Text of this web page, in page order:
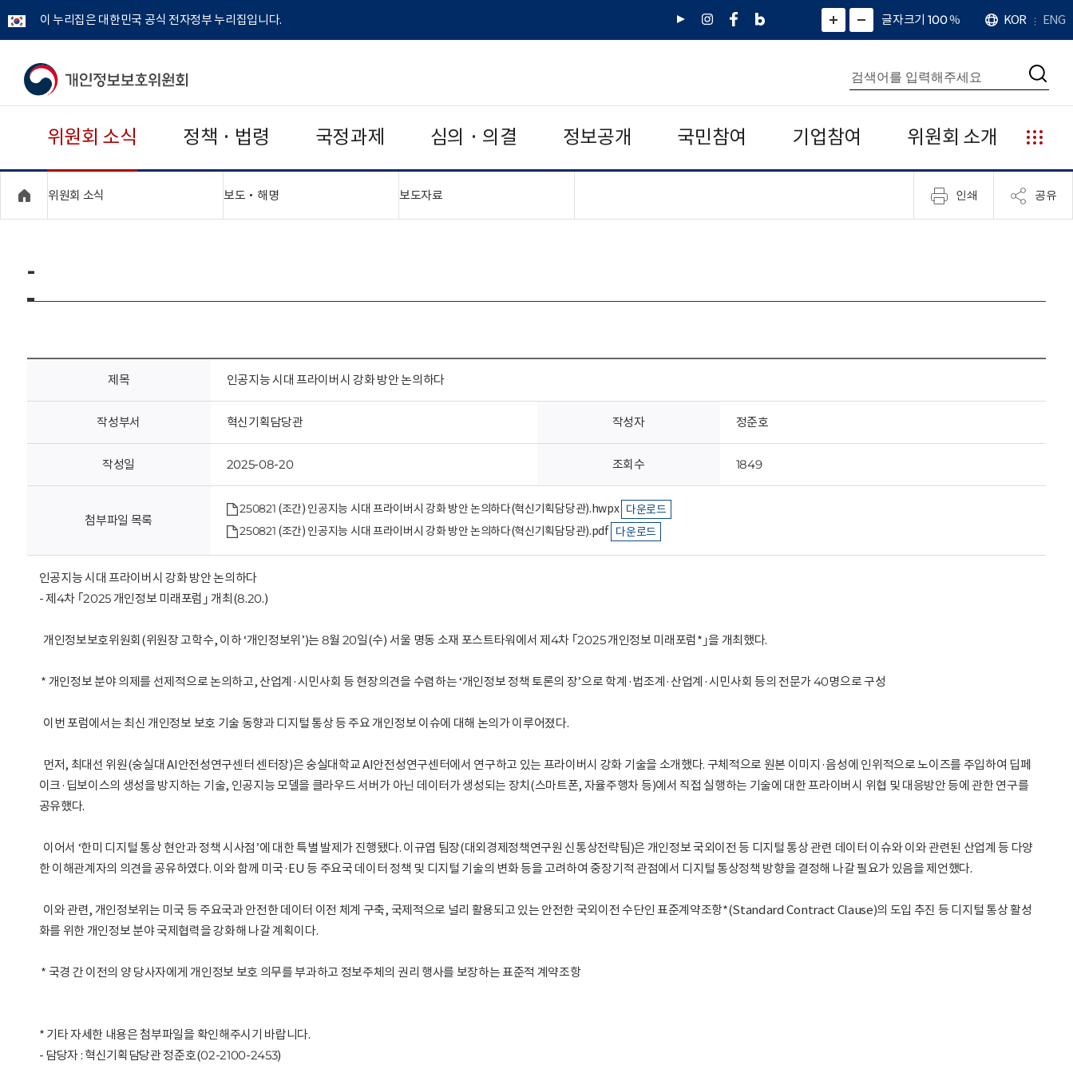
이 누리집은 대한민국 공식 전자정부 누리집입니다.
유
인
페
네
그
)
화
면
면
소
확
대
치
글자크기 100%
언
어
KOR ENG
개
보
보
위
회
통
합
검
색
검
위원회 소식 정책 · 법령 국정과제 심의 · 의결 정보공개 국민참여 기업참여 위원회 소개
누
리
집
안
위원회 소식 보도‧해명"접기,펼치기" 보도자료"접기,펼치기" 인쇄 공유
-
제목 인공지능 시대 프라이버시 강화 방안 논의하다
작성부서 혁신기획담당관 작성자 정준호
작성일 2025-08-20 조회수 1849
첨부파일 목록
250821 (조간) 인공지능 시대 프라이버시 강화 방안 논의하다(혁신기획담당관).hwpx 다운로드
250821 (조간) 인공지능 시대 프라이버시 강화 방안 논의하다(혁신기획담당관).pdf 다운로드
인공지능 시대 프라이버시 강화 방안 논의하다
- 제4차 ｢2025 개인정보 미래포럼｣ 개최(8.20.)
개인정보보호위원회(위원장 고학수, 이하 ‘개인정보위’)는 8월 20일(수) 서울 명동 소재 포스트타워에서 제4차 ｢2025 개인정보 미래포럼*｣을 개최했다.
* 개인정보 분야 의제를 선제적으로 논의하고, 산업계·시민사회 등 현장의견을 수렴하는 ‘개인정보 정책 토론의 장’으로 학계·법조계·산업계·시민사회 등의 전문가 40명으로 구성
이번 포럼에서는 최신 개인정보 보호 기술 동향과 디지털 통상 등 주요 개인정보 이슈에 대해 논의가 이루어졌다.
먼저, 최대선 위원(숭실대 AI안전성연구센터 센터장)은 숭실대학교 AI안전성연구센터에서 연구하고 있는 프라이버시 강화 기술을 소개했다. 구체적으로 원본 이미지·음성에 인위적으로 노이즈를 주입하여 딥페
이크·딥보이스의 생성을 방지하는 기술, 인공지능 모델을 클라우드 서버가 아닌 데이터가 생성되는 장치(스마트폰, 자율주행차 등)에서 직접 실행하는 기술에 대한 프라이버시 위협 및 대응방안 등에 관한 연구를
공유했다.
이어서 ‘한미 디지털 통상 현안과 정책 시사점’에 대한 특별 발제가 진행됐다. 이규엽 팀장(대외경제정책연구원 신통상전략팀)은 개인정보 국외이전 등 디지털 통상 관련 데이터 이슈와 이와 관련된 산업계 등 다양
한 이해관계자의 의견을 공유하였다. 이와 함께 미국·EU 등 주요국 데이터 정책 및 디지털 기술의 변화 등을 고려하여 중장기적 관점에서 디지털 통상정책 방향을 결정해 나갈 필요가 있음을 제언했다.
이와 관련, 개인정보위는 미국 등 주요국과 안전한 데이터 이전 체계 구축, 국제적으로 널리 활용되고 있는 안전한 국외이전 수단인 표준계약조항*(Standard Contract Clause)의 도입 추진 등 디지털 통상 활성
화를 위한 개인정보 분야 국제협력을 강화해 나갈 계획이다.
* 국경 간 이전의 양 당사자에게 개인정보 보호 의무를 부과하고 정보주체의 권리 행사를 보장하는 표준적 계약조항
* 기타 자세한 내용은 첨부파일을 확인해주시기 바랍니다.
- 담당자 : 혁신기획담당관 정준호(02-2100-2453)